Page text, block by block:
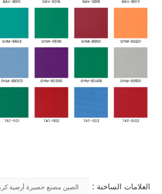
العلامات الساخنة : الصين مصنع حصيرة أرضية